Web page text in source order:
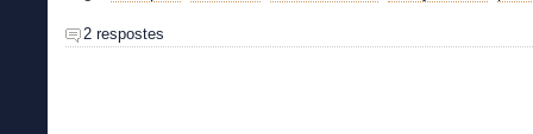
2 respostes